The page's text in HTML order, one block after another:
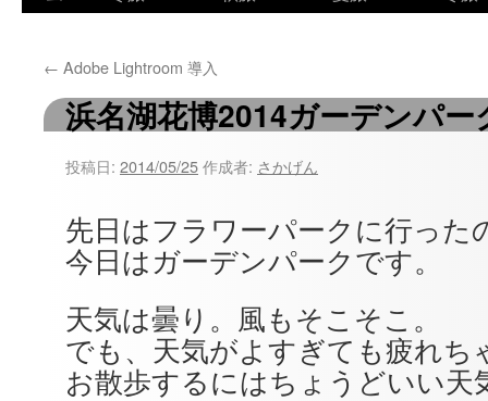
ン
ツ
← Adobe Lightroom 導入
浜名湖花博2014ガーデンパー
投稿日: 2014/05/25作成者: さかげん
先日はフラワーパークに行った
今日はガーデンパークです。
天気は曇り。風もそこそこ。
でも、天気がよすぎても疲れち
お散歩するにはちょうどいい天